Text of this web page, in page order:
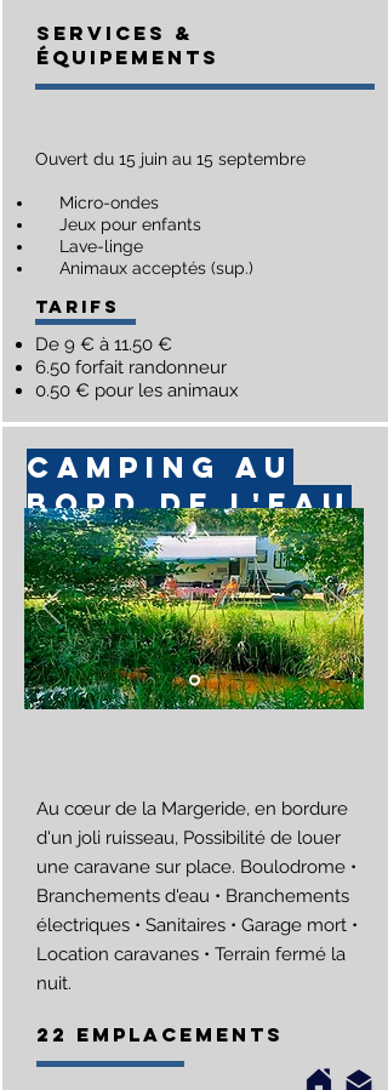
SERVICES &
Équipements
Ouvert du 15 juin au 15 septembre​
Micro-ondes
Jeux pour enfants
Lave-linge
Animaux acceptés (sup.)
TARIFS
De 9 € à 11.50 €
6.50 forfait randonneur
0.50 € pour les animaux
camping au
bord de L'eau
Au cœur de la Margeride, en bordure
d'un joli ruisseau, Possibilité de louer
une caravane sur place. Boulodrome •
Branchements d'eau • Branchements
électriques • Sanitaires • Garage mort •
Location caravanes • Terrain fermé la
nuit.
22 EMPLACEMENTS